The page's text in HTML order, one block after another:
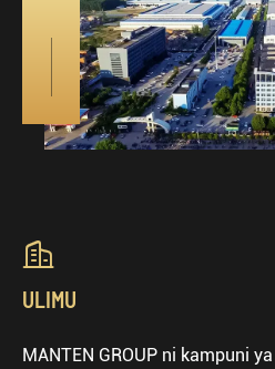

ULIMU
MANTEN GROUP ni kampuni